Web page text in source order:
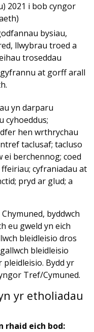
2021 i bob cyngor
bysiau,
llwybrau troed a
troseddau
at gorff arall
yn darparu
cyhoeddus;
hen wrthrychau
taclusaf; tacluso
ei berchennog; coed
cyfraniadau at
pryd ar glud; a
byddwch
eu gweld yn eich
bleidleisio dros
bleidleisio
Bydd yr
Tref/Cymuned.
yr etholiadau
rhaid eich bod: